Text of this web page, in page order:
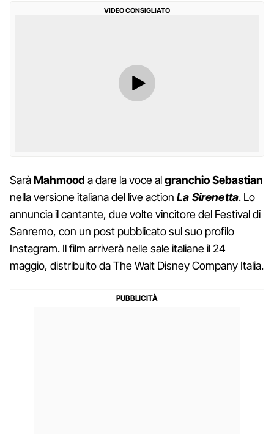
VIDEO CONSIGLIATO
SaràMahmood a dare la voce algranchio Sebastian
nella versione italiana del live action La Sirenetta. Lo
annuncia il cantante, due volte vincitore del Festival di
Sanremo, con un post pubblicato sul suo profilo
Instagram. Il film arriverà nelle sale italiane il 24
maggio, distribuito da The Walt Disney Company Italia.